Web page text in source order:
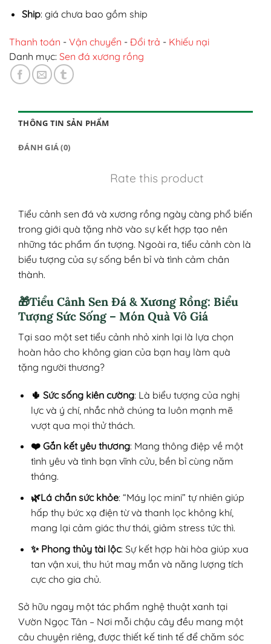
Ship: giá chưa bao gồm ship
Thanh toán - Vận chuyển - Đổi trả - Khiếu nại
Danh mục: Sen đá xương rồng
THÔNG TIN SẢN PHẨM
ĐÁNH GIÁ (0)
Rate this product
Tiểu cảnh sen đá và xương rồng ngày càng phổ biến
trong giới quà tặng nhờ vào sự kết hợp tạo nên
những tác phẩm ấn tượng. Ngoài ra, tiểu cảnh còn là
biểu tượng của sự sống bền bỉ và tình cảm chân
thành.
🎁Tiểu Cảnh Sen Đá & Xương Rồng: Biểu
Tượng Sức Sống – Món Quà Vô Giá
Tại sao một set tiểu cảnh nhỏ xinh lại là lựa chọn
hoàn hảo cho không gian của bạn hay làm quà
tặng người thương?
🌵 Sức sống kiên cường: Là biểu tượng của nghị
lực và ý chí, nhắc nhở chúng ta luôn mạnh mẽ
vượt qua mọi thử thách.
❤️ Gắn kết yêu thương: Mang thông điệp về một
tình yêu và tình bạn vĩnh cửu, bền bỉ cùng năm
tháng.
🌿Lá chắn sức khỏe: “Máy lọc mini” tự nhiên giúp
hấp thụ bức xạ điện từ và thanh lọc không khí,
mang lại cảm giác thư thái, giảm stress tức thì.
✨ Phong thủy tài lộc: Sự kết hợp hài hòa giúp xua
tan vận xui, thu hút may mắn và năng lượng tích
cực cho gia chủ.
Sở hữu ngay một tác phẩm nghệ thuật xanh tại
Vườn Ngọc Tân – Nơi mỗi chậu cây đều mang một
câu chuyện riêng, được thiết kế tinh tế để chăm sóc